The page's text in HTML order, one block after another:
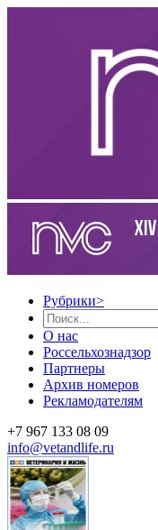
Рубрики>
О нас
Россельхознадзор
Партнеры
Архив номеров
Рекламодателям
+7 967 133 08 09
info@vetandlife.ru